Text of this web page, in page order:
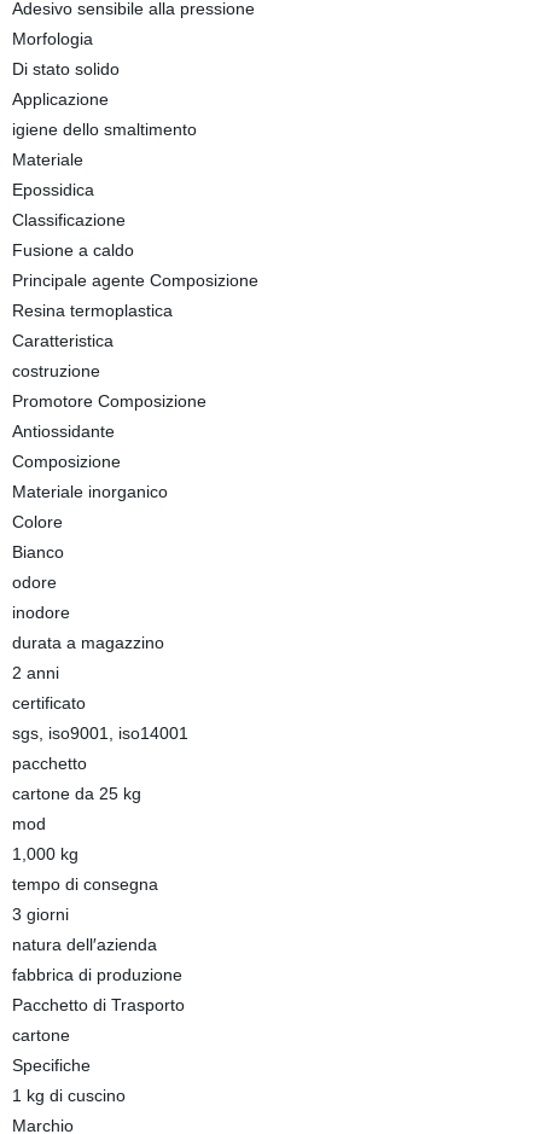
Adesivo sensibile alla pressione
Morfologia
Di stato solido
Applicazione
igiene dello smaltimento
Materiale
Epossidica
Classificazione
Fusione a caldo
Principale agente Composizione
Resina termoplastica
Caratteristica
costruzione
Promotore Composizione
Antiossidante
Composizione
Materiale inorganico
Colore
Bianco
odore
inodore
durata a magazzino
2 anni
certificato
sgs, iso9001, iso14001
pacchetto
cartone da 25 kg
mod
1,000 kg
tempo di consegna
3 giorni
natura dell′azienda
fabbrica di produzione
Pacchetto di Trasporto
cartone
Specifiche
1 kg di cuscino
Marchio